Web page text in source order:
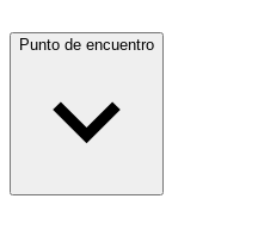
Punto de encuentro